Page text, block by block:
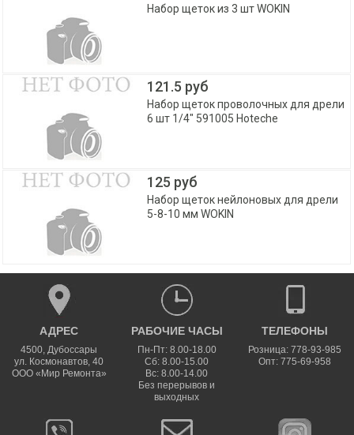
Набор щеток из 3 шт WOKIN
121.5 руб
Набор щеток проволочных для дрели
6 шт 1/4" 591005 Hoteche
125 руб
Набор щеток нейлоновых для дрели
5-8-10 мм WOKIN
АДРЕС
4500,Дубоссары
ул. Космонавтов, 40
ООО «Мир Ремонта»
РАБОЧИЕ ЧАСЫ
Пн-Пт: 8.00-18.00
Сб: 8.00-15.00
Вс: 8.00-14.00
Без перерывов и
выходных
ТЕЛЕФОНЫ
Розница: 778-93-985
Опт: 775-69-958